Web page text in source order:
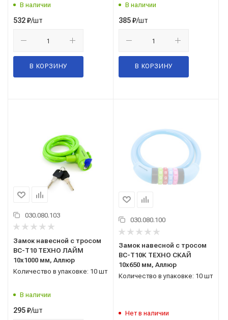
В наличии
532₽/шт
В КОРЗИНУ
В наличии
385₽/шт
В КОРЗИНУ
030.080.103
Замок навесной с тросом
ВС-Т10 ТЕХНО ЛАЙМ
10x1000 мм, Аллюр
Количество в упаковке: 10 шт
В наличии
295₽/шт
030.080.100
Замок навесной с тросом
ВС-Т10К ТЕХНО СКАЙ
10x650 мм, Аллюр
Количество в упаковке: 10 шт
Нет в наличии